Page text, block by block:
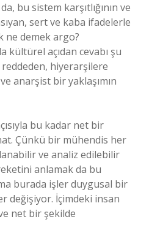
bu sistem karşıtlığının ve
sert ve kaba ifadelerle
ne demek argo?
kültürel açıdan cevabı şu
hiyerarşilere
anarşist bir yaklaşımın
bu kadar net bir
Çünkü bir mühendis her
ve analiz edilebilir
anlamak da bu
burada işler duygusal bir
değişiyor. İçimdeki insan
net bir şekilde